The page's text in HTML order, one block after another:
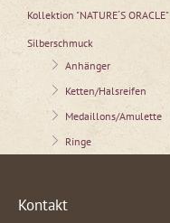
Kollektion "NATURE´S ORACLE"
Silberschmuck
Anhänger
Ketten/Halsreifen
Medaillons/Amulette
Ringe
Kontakt